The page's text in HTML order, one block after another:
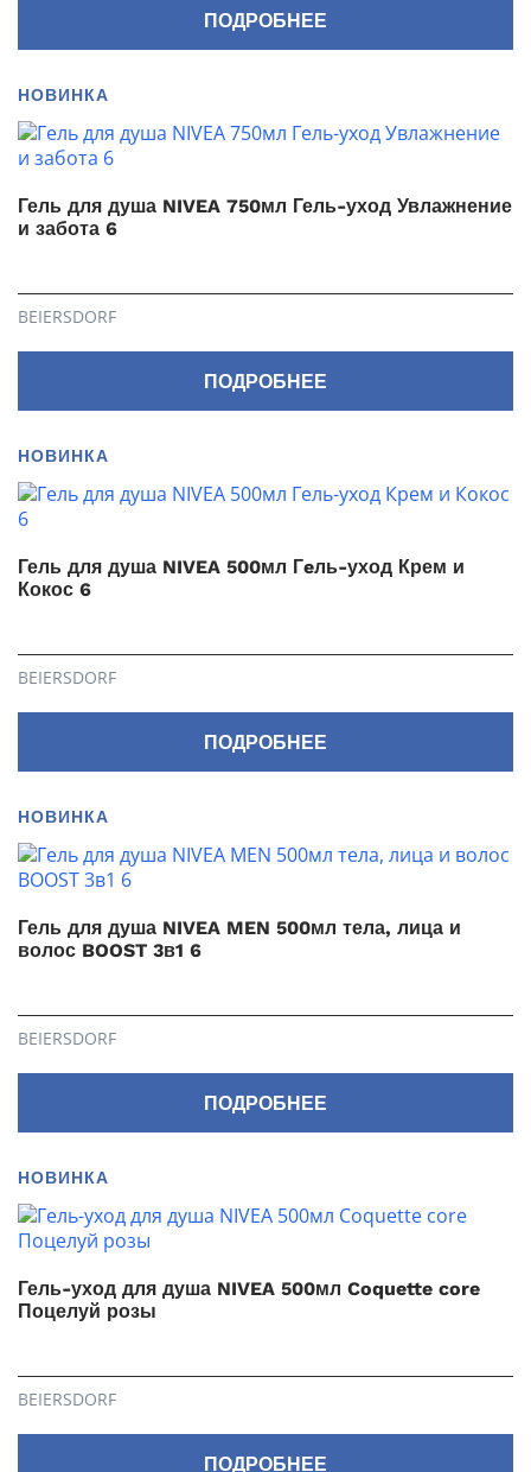
ПОДРОБНЕЕ
НОВИНКА
Гель для душа NIVEA 750мл Гель-уход Увлажнение
и забота 6
BEIERSDORF
ПОДРОБНЕЕ
НОВИНКА
Гель для душа NIVEA 500мл Гeль-уход Крем и
Кокос 6
BEIERSDORF
ПОДРОБНЕЕ
НОВИНКА
Гель для душа NIVEA MEN 500мл тела, лица и
волос BOOST 3в1 6
BEIERSDORF
ПОДРОБНЕЕ
НОВИНКА
Гель-уход для душа NIVEA 500мл Coquette core
Поцелуй розы
BEIERSDORF
ПОДРОБНЕЕ